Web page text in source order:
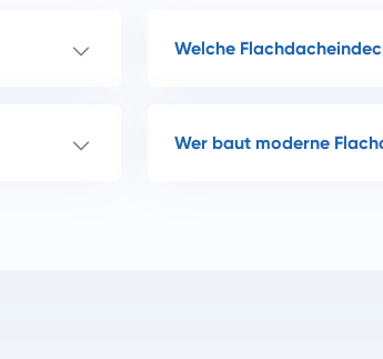
Welche
Wer baut moderne